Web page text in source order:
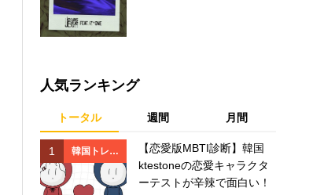
人気ランキング
トータル 週間 月間
1 韓国トレン
ド
【恋愛版MBTI診断】韓国
ktestoneの恋愛キャラクタ
ーテストが辛辣で面白い！